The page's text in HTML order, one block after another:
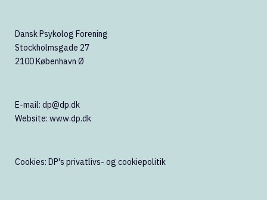
Dansk Psykolog Forening
Stockholmsgade 27
2100 København Ø
E-mail: dp@dp.dk
Website: www.dp.dk
Cookies: DP's privatlivs- og cookiepolitik